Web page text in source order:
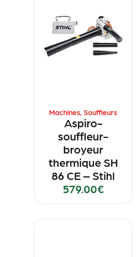
Machines,Souffleurs
Aspiro-
souffleur-
broyeur
thermique SH
86 CE – Stihl
579.00€